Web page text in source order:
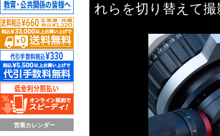
営業カレンダー
れらを切り替えて